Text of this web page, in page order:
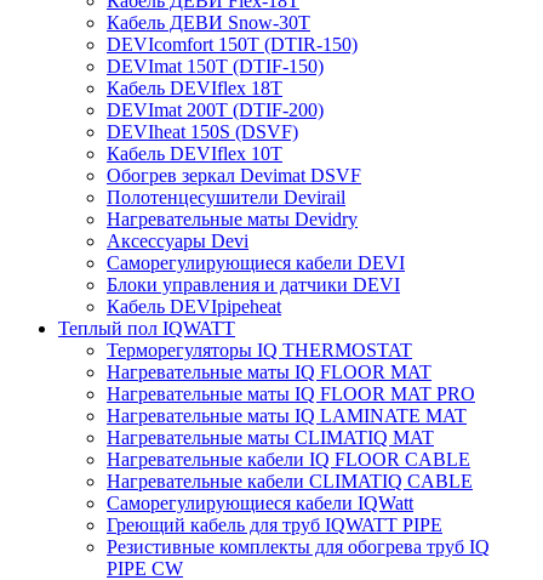
Кабель ДЕВИ Snow-30T
DEVIcomfort 150T (DTIR-150)
DEVImat 150T (DTIF-150)
Кабель DEVIflex 18T
DEVImat 200T (DTIF-200)
DEVIheat 150S (DSVF)
Кабель DEVIflex 10T
Обогрев зеркал Devimat DSVF
Полотенцесушители Devirail
Нагревательные маты Devidry
Аксессуары Devi
Саморегулирующиеся кабели DEVI
Блоки управления и датчики DEVI
Кабель DEVIpipeheat
Теплый пол IQWATT
Терморегуляторы IQ THERMOSTAT
Нагревательные маты IQ FLOOR MAT
Нагревательные маты IQ FLOOR MAT PRO
Нагревательные маты IQ LAMINATE MAT
Нагревательные маты CLIMATIQ MAT
Нагревательные кабели IQ FLOOR CABLE
Нагревательные кабели CLIMATIQ CABLE
Саморегулирующиеся кабели IQWatt
Греющий кабель для труб IQWATT PIPE
Резистивные комплекты для обогрева труб IQ
PIPE CW